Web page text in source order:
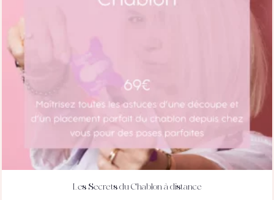
ACHETEZ DÉTAILS
Les Secrets du Chablon à distance